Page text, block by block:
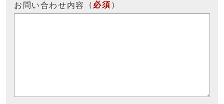
お問い合わせ内容 （ 必須 ）